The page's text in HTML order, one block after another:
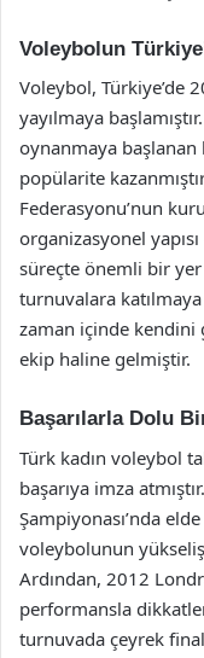
Voleybolun
Voleybol, Türkiye’de
yayılmaya
oynanmaya
popülarite
Federasyonu’nun
organizasyonel
süreçte önemli bir yer
turnuvalara
zaman içinde kendini
ekip haline gelmiştir.
Başarılarla Dolu
Türk kadın voleybol
başarıya imza
Şampiyonası’nda
voleybolunun
Ardından, 2012
performansla
turnuvada çeyrek